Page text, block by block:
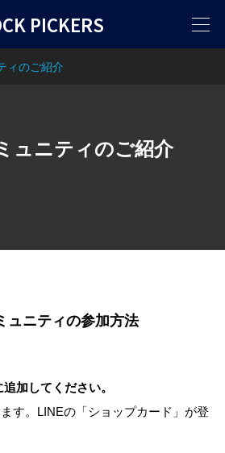
PICKERS
ィのご紹介
ュニティのご紹介
ュニティの参加方法
加してください。
す。LINEの「ショップカード」が登